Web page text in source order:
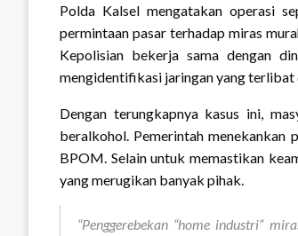
Polda Kalsel mengatakan operasi
permintaan pasar terhadap miras
Kepolisian bekerja sama dengan
mengidentifikasi jaringan yang terlibat
Dengan terungkapnya kasus ini,
beralkohol. Pemerintah
BPOM. Selain untuk memastikan
yang merugikan banyak pihak.
“Penggerebekan “home industri”